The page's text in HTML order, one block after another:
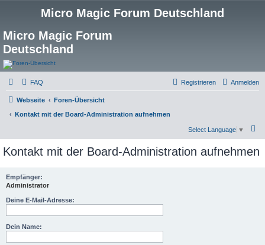
Micro Magic Forum Deutschland
Micro Magic Forum
Deutschland
FAQ Anmelden
Registrieren
Webseite
Foren-Übersicht
Kontakt mit der Board-Administration aufnehmen
c
Select Language ▼
Kontakt mit der Board-Administration aufnehmen
Empfänger:
Administrator
Deine E-Mail-Adresse:
Dein Name: